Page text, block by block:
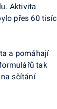
Aktivita
přes 60 tisíc
a pomáhají
tak
sčítání